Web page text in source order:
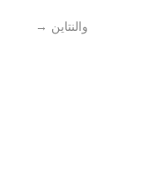
والنتاین →